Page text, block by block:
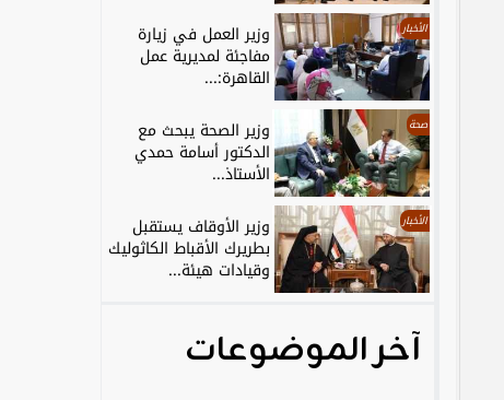
الأخبار وزير العمل في زيارة
مفاجئة لمديرية عمل
القاهرة:...
صحة وزير الصحة يبحث مع
الدكتور أسامة حمدي
الأستاذ...
الأخبار وزير الأوقاف يستقبل
بطريرك الأقباط الكاثوليك
وقيادات هيئة...
آخر الموضوعات